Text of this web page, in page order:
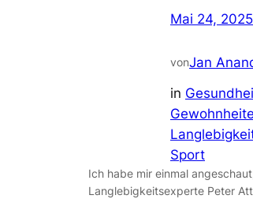
Mai 24, 2025
vonJan
in
Sport
Ich habe mir einmal
Langlebigkeitsexperte Peter